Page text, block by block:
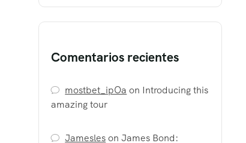
Comentarios recientes
mostbet_ipOa on Introducing this
amazing tour
JameslesonJames Bond: